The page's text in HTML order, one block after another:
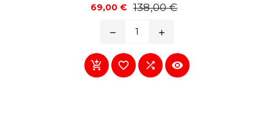
69,00 € 138,00 €
remove add
   